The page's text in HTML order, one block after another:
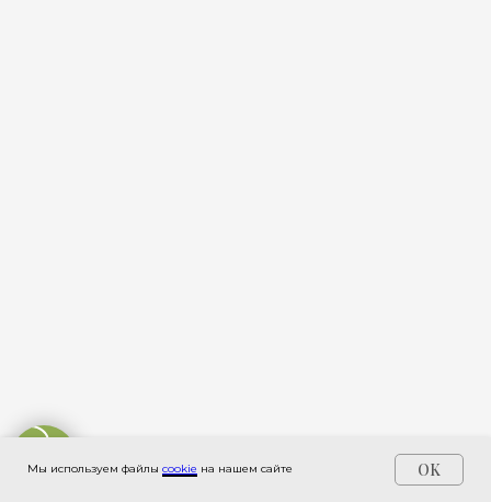
Мы используем файлы cookie на нашем сайте OK